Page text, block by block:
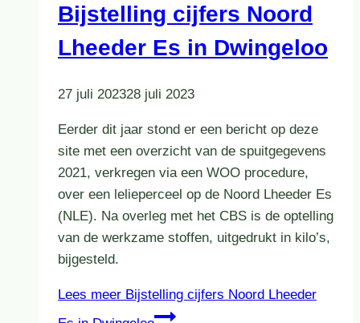
Bijstelling cijfers Noord
Lheeder Es in Dwingeloo
27 juli 202328 juli 2023
Eerder dit jaar stond er een bericht op deze
site met een overzicht van de spuitgegevens
2021, verkregen via een WOO procedure,
over een lelieperceel op de Noord Lheeder Es
(NLE). Na overleg met het CBS is de optelling
van de werkzame stoffen, uitgedrukt in kilo’s,
bijgesteld.
Lees meer Bijstelling cijfers Noord Lheeder